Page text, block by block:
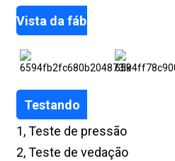
Vista da fábrica
Testando
1, Teste de pressão
2, Teste de vedação